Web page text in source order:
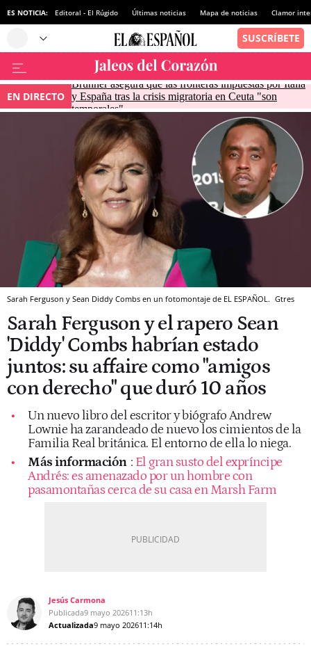
ES NOTICIA: Editoral - El Rúgido Últimas noticias Mapa de noticias Clamor
EN DIRECTO
Brunner asegura que las fronteras impuestas por Italia
y España tras la crisis migratoria en Ceuta "son
temporales"
Sarah Ferguson y Sean Diddy Combs en un fotomontaje de EL ESPAÑOL. Gtres
Sarah Ferguson y el rapero Sean
'Diddy' Combs habrían estado
juntos: su affaire como "amigos
con derecho" que duró 10 años
Un nuevo libro del escritor y biógrafo Andrew
Lownie ha zarandeado de nuevo los cimientos de la
Familia Real británica. El entorno de ella lo niega.
Más información : El gran susto del expríncipe
Andrés: es amenazado por un hombre con
pasamontañas cerca de su casa en Marsh Farm
Jesús Carmona
Publicada9 mayo 202611:13h
Actualizada9 mayo 202611:14h